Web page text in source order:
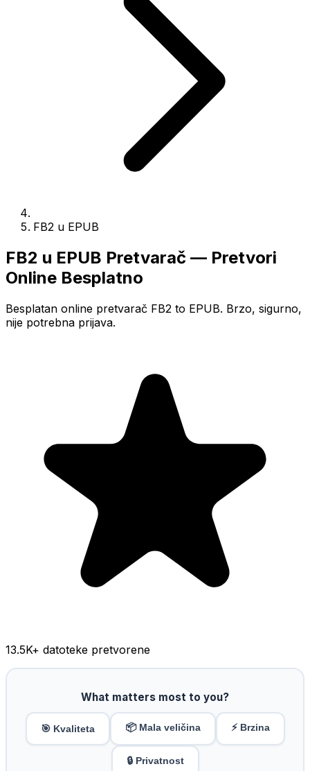
FB2 u EPUB
FB2 u EPUB Pretvarač — Pretvori
Online Besplatno
Besplatan online pretvarač FB2 to EPUB. Brzo, sigurno,
nije potrebna prijava.
13.5K+ datoteke pretvorene
What matters most to you?
🎯 Kvaliteta 📦 Mala veličina ⚡ Brzina
🔒 Privatnost